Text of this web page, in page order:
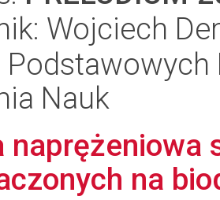
Wojciech
Nauk
naprężeniowa
na